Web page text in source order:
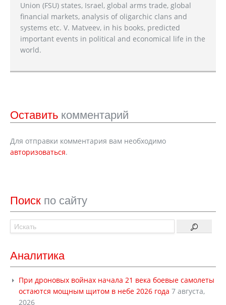
Union (FSU) states, Israel, global arms trade, global
financial markets, analysis of oligarchic clans and
systems etc. V. Matveev, in his books, predicted
important events in political and economical life in the
world.
Оставить комментарий
Для отправки комментария вам необходимо
авторизоваться.
Поиск по сайту
Аналитика
При дроновых войнах начала 21 века боевые самолеты
остаются мощным щитом в небе 2026 года 7 августа,
2026